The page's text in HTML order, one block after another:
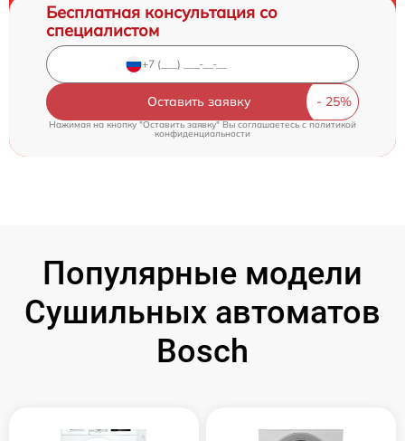
Бесплатная консультация со
специалистом
Оставить заявку
Нажимая на кнопку "Оставить заявку" Вы соглашаетесь cполитикой
конфиденциальности
Популярные модели
Сушильных автоматов
Bosch